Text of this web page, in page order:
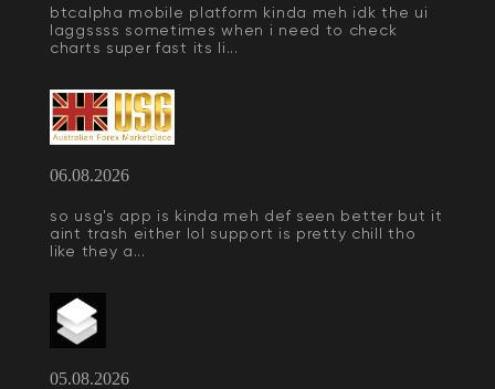
btcalpha mobile platform kinda meh idk the ui
laggssss sometimes when i need to check
charts super fast its li...
06.08.2026
so usg's app is kinda meh def seen better but it
aint trash either lol support is pretty chill tho
like they a...
05.08.2026